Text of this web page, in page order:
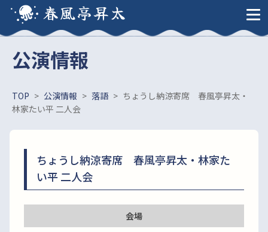
春風亭昇太
公演情報
TOP > 公演情報 > 落語 > ちょうし納涼寄席 春風亭昇太・
林家たい平 二人会
ちょうし納涼寄席 春風亭昇太・林家た
い平 二人会
会場